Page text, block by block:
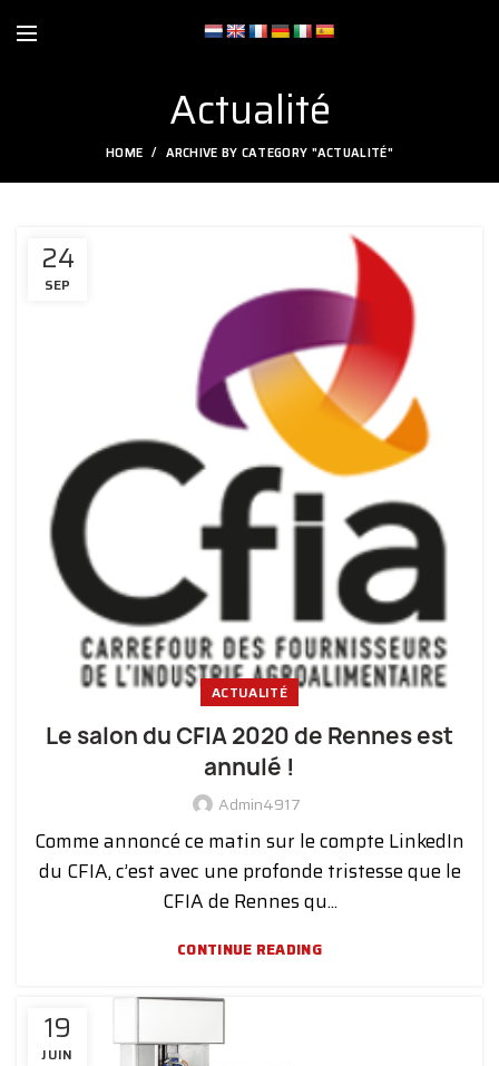
Actualité
HOME ARCHIVE BY CATEGORY "ACTUALITÉ"
24
SEP
ACTUALITÉ
Le salon du CFIA 2020 de Rennes est
annulé !
Admin4917
Comme annoncé ce matin sur le compte LinkedIn
du CFIA, c’est avec une profonde tristesse que le
CFIA de Rennes qu...
CONTINUE READING
19
JUIN